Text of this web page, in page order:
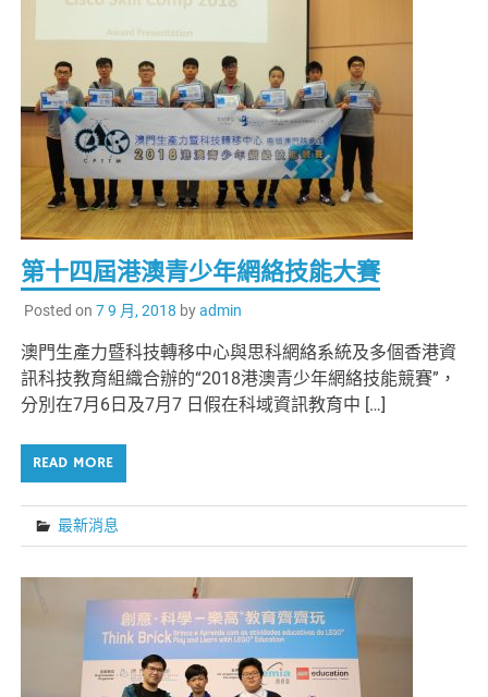
第十四屆港澳青少年網絡技能大賽
Posted on 7 9 月, 2018 byadmin
澳門生產力暨科技轉移中心與思科網絡系統及多個香港資
訊科技教育組織合辦的“2018港澳青少年網絡技能競賽”，
分別在7月6日及7月7 日假在科域資訊教育中 […]
READ MORE
最新消息